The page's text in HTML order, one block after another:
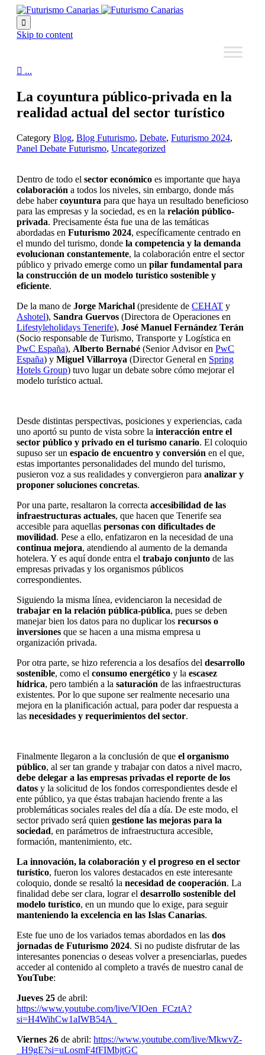

Skip to content
 ...
La coyuntura público-privada en la
realidad actual del sector turístico
Category Blog, Blog Futurismo, Debate, Futurismo 2024,
Panel Debate Futurismo, Uncategorized
Dentro de todo el sector económico es importante que haya
colaboración a todos los niveles, sin embargo, donde más
debe habercoyuntura para que haya un resultado beneficioso
para las empresas y la sociedad, es en la relación público-
privada. Precisamente ésta fue una de las temáticas
abordadas en Futurismo 2024, específicamente centrado en
el mundo del turismo, donde la competencia y la demanda
evolucionan constantemente, la colaboración entre el sector
público y privado emerge como un pilar fundamental para
la construcción de un modelo turístico sostenible y
eficiente.
De la mano de Jorge Marichal (presidente de CEHAT y
Ashotel), Sandra Guervos (Directora de Operaciones en
Lifestyleholidays Tenerife), José Manuel Fernández Terán
(Socio responsable de Turismo, Transporte y Logística en
PwC España), Alberto Bernabé (Senior Advisor en PwC
España) y Miguel Villarroya (Director General en Spring
Hotels Group) tuvo lugar un debate sobre cómo mejorar el
modelo turístico actual.
Desde distintas perspectivas, posiciones y experiencias, cada
uno aportó su punto de vista sobre la interacción entre el
sector público y privado en el turismo canario. El coloquio
supuso ser un espacio de encuentro y conversión en el que,
estas importantes personalidades del mundo del turismo,
pusieron voz a sus realidades y convergieron para analizar y
proponer soluciones concretas.
Por una parte, resaltaron la correcta accesibilidad de las
infraestructuras actuales, que hacen que Tenerife sea
accesible para aquellas personas con dificultades de
movilidad. Pese a ello, enfatizaron en la necesidad de una
continua mejora, atendiendo al aumento de la demanda
hotelera. Y es aquí donde entra el trabajo conjunto de las
empresas privadas y los organismos públicos
correspondientes.
Siguiendo la misma línea, evidenciaron la necesidad de
trabajar en la relación pública-pública, pues se deben
manejar bien los datos para no duplicar los recursos o
inversiones que se hacen a una misma empresa u
organización privada.
Por otra parte, se hizo referencia a los desafíos del desarrollo
sostenible, como el consumo energético y la escasez
hídrica, pero también a la saturación de las infraestructuras
existentes. Por lo que supone ser realmente necesario una
mejora en la planificación actual, para poder dar respuesta a
las necesidades y requerimientos del sector.
Finalmente llegaron a la conclusión de que el organismo
público, al ser tan grande y trabajar con datos a nivel macro,
debe delegar a las empresas privadas el reporte de los
datos y la solicitud de los fondos correspondientes desde el
ente público, ya que éstas trabajan haciendo frente a las
problemáticas sociales reales del día a día. De este modo, el
sector privado será quien gestione las mejoras para la
sociedad, en parámetros de infraestructura accesible,
formación, mantenimiento, etc.
La innovación, la colaboración y el progreso en el sector
turístico, fueron los valores destacados en este interesante
coloquio, donde se resaltó la necesidad de cooperación. La
finalidad debe ser clara, lograr el desarrollo sostenible del
modelo turístico, en un mundo que lo exige, para seguir
manteniendo la excelencia en las Islas Canarias.
Este fue uno de los variados temas abordados en las dos
jornadas de Futurismo 2024. Si no pudiste disfrutar de las
interesantes ponencias o deseas volver a presenciarlas, puedes
acceder al contenido al completo a través de nuestro canal de
YouTube:
Jueves 25 de abril:
https://www.youtube.com/live/VIOen_FCztA?
si=H4WihCw1aIWB54A_
Viernes 26 de abril: https://www.youtube.com/live/MkwvZ-
_H9gE?si=uLosmF4fFIMbjtGC